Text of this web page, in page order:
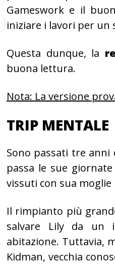
Gameswork e il
iniziare i lavori per un
Questa dunque, la
buona lettura.
Nota: La versione
TRIP MENTALE
Sono passati tre anni
passa le sue
vissuti con sua moglie
Il rimpianto più
salvare Lily da un
abitazione. Tuttavia,
Kidman, vecchia